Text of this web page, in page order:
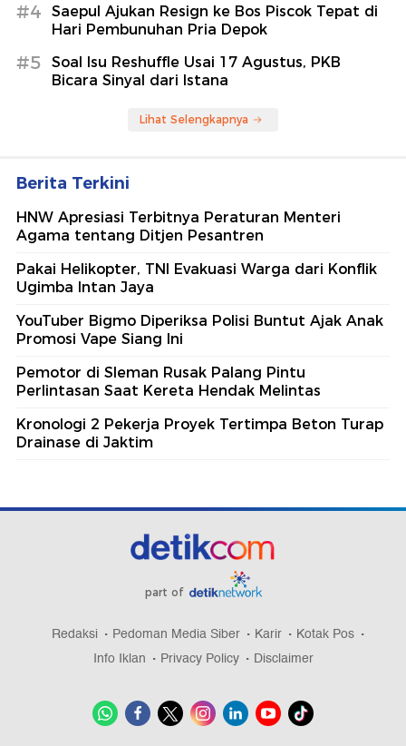
#4
Saepul Ajukan Resign ke Bos Piscok Tepat di
Hari Pembunuhan Pria Depok
#5
Soal Isu Reshuffle Usai 17 Agustus, PKB
Bicara Sinyal dari Istana
Lihat Selengkapnya
Berita Terkini
HNW Apresiasi Terbitnya Peraturan Menteri
Agama tentang Ditjen Pesantren
Pakai Helikopter, TNI Evakuasi Warga dari Konflik
Ugimba Intan Jaya
YouTuber Bigmo Diperiksa Polisi Buntut Ajak Anak
Promosi Vape Siang Ini
Pemotor di Sleman Rusak Palang Pintu
Perlintasan Saat Kereta Hendak Melintas
Kronologi 2 Pekerja Proyek Tertimpa Beton Turap
Drainase di Jaktim
part of
Redaksi Pedoman Media Siber Karir
Kotak Pos
Info Iklan
Privacy Policy Disclaimer